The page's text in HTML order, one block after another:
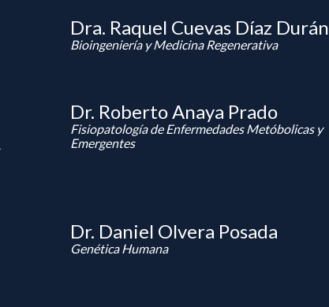
Dra. Raquel Cuevas Díaz Durán
Bioingeniería y Medicina Regenerativa
Dr. Roberto Anaya Prado
Fisiopatología de Enfermedades Metóbolicas y
Emergentes
Dr. Daniel Olvera Posada
Genética Humana